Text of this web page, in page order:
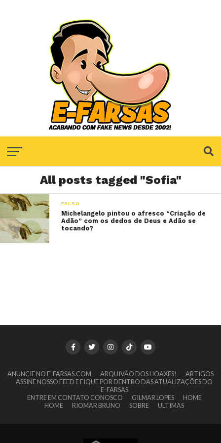
All posts tagged "Sofia"
FALSO
Michelangelo pintou o afresco “Criação de
Adão” com os dedos de Deus e Adão se
tocando?
ANUNCIE NO E-FARSAS.COM ARQUIVÃO DOS HOAXES!
ARTIGOS
ASSINE NOSSO FEED E FIQUE POR DENTRO DAS ATUALIZAÇÕES DO
E-FARSAS
ENTRE EM CONTATO CONOSCO
GILMAR LOPES
HOME
HOME
RIOMAR BRUNO SOBRE ULTIMAS